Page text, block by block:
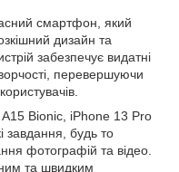
смартфон, який
дизайн та
забезпечує видатні
перевершуючи
Bionic, iPhone 13 Pro
завдання, будь то
фотографій та відео.
та швидким